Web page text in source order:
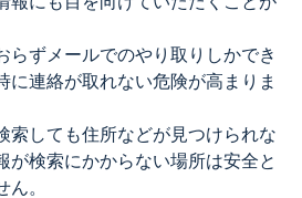
らずメールでのやり取りしかでき
に連絡が取れない危険が高まりま
索しても住所などが見つけられな
が検索にかからない場所は安全と
。